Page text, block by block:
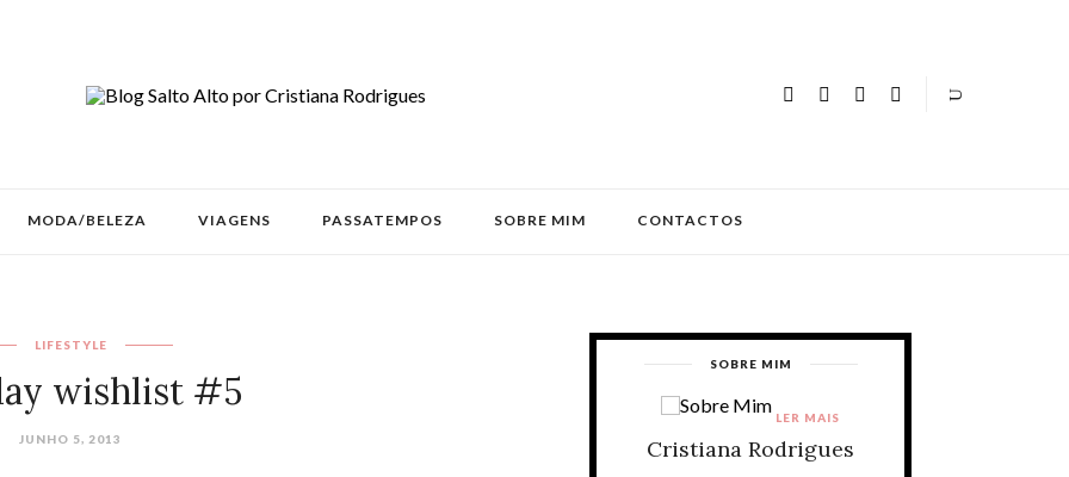
MODA/BELEZA VIAGENS PASSATEMPOS SOBRE MIM CONTACTOS
LIFESTYLE
wishlist #5
JUNHO 5, 2013
SOBRE MIM
Cristiana Rodrigues
LER MAIS